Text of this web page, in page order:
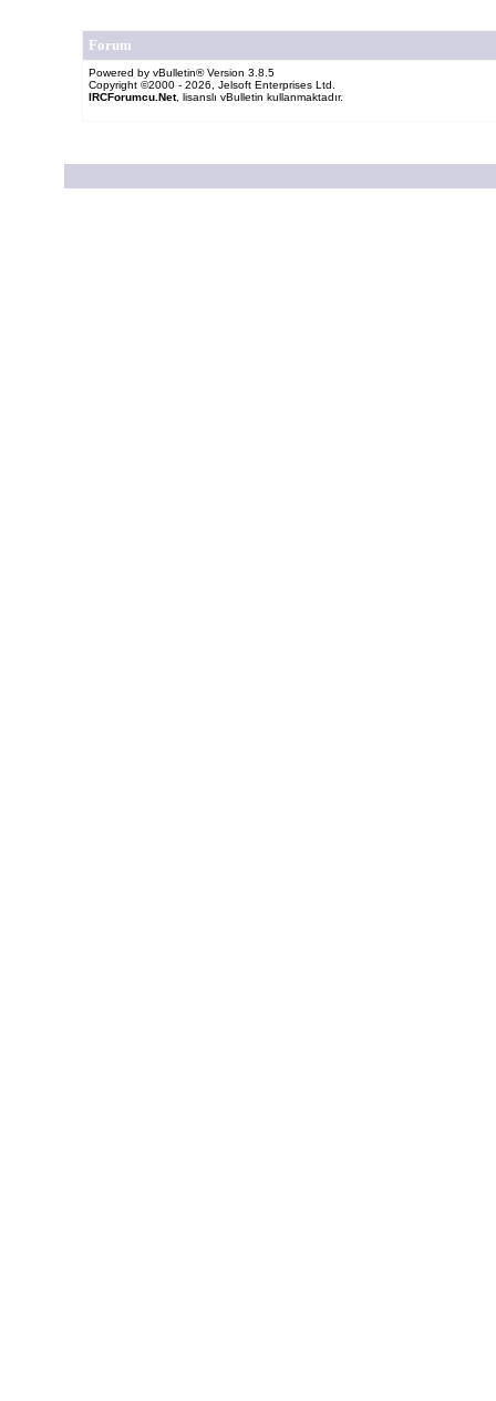
Forum
Powered by vBulletin® Version 3.8.5
Copyright ©2000 - 2026, Jelsoft Enterprises Ltd.
IRCForumcu.Net, lisanslı vBulletin kullanmaktadır.